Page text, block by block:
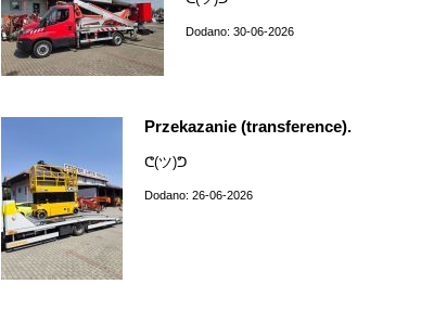
Dodano: 30-06-2026
Przekazanie (transference).
ᕦ(ツ)ᕤ
Dodano: 26-06-2026